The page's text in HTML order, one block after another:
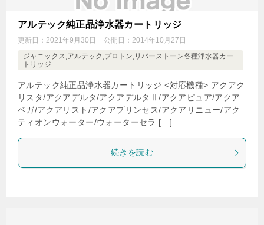
アルテック純正品浄水器カートリッジ
更新日： 2021年9月30日 公開日： 2014年10月27日
ジャニックス,アルテック,プロトン,リバーストーン各種浄水器カー
トリッジ
アルテック純正品浄水器カートリッジ <対応機種> アクアク
リスタ/アクアデルタ/アクアデルタⅡ/アクアピュア/アクア
ベガ/アクアリスト/アクアプリンセス/アクアリニュー/アク
ティオンウォーター/ウォーターセラ […]
続きを読む